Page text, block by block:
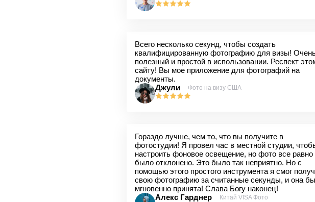
Всего несколько секунд, чтобы создать
квалифицированную фотографию для визы!
полезный и простой в использовании. Респект
сайту! Вы мое приложение для фотографий на
документы.
Джули
Фото на визу США
Гораздо лучше, чем то, что вы получите в
фотостудии! Я провел час в местной студии,
настроить фоновое освещение, но фото все равно
было отклонено. Это было так неприятно. Но с
помощью этого простого инструмента я смог
свою фотографию за считанные секунды, и она
мгновенно принята! Слава Богу наконец!
Алекс Гарднер
Китай VISA Фото